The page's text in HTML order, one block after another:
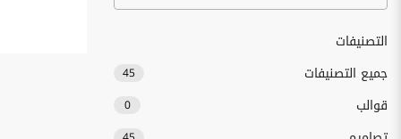
التصنيفات
جميع التصنيفات
45
قوالب 0